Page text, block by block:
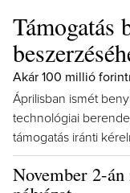
Támogatás
Akár 100 millió
Áprilisban ismét
technológiai
támogatás iránti
November 2-